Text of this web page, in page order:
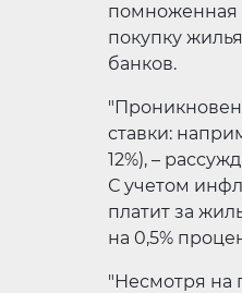
помноженная
покупку
банков.
ставки:
12%), –
С учетом
платит за
на 0,5%
"Несмотря на